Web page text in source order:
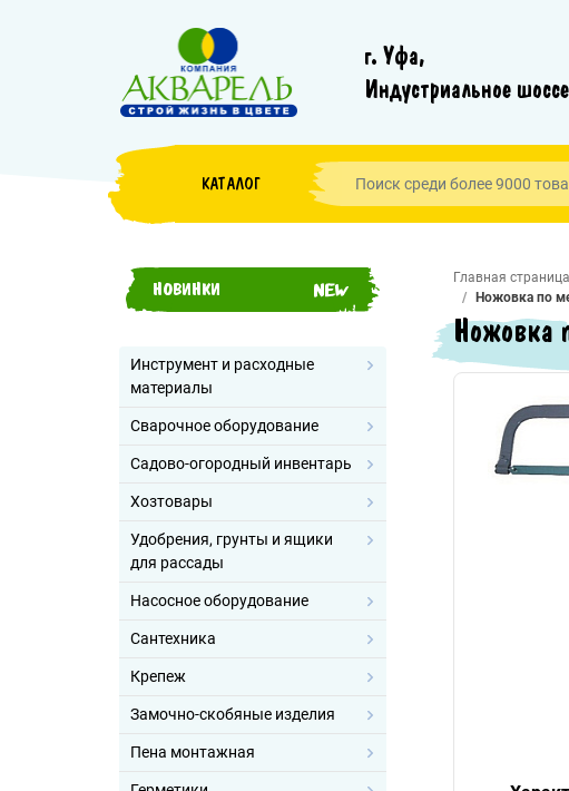
г. Уфа,
Индустриальное
КАТАЛОГ
НОВИНКИ
Инструмент и расходные
материалы
Сварочное оборудование
Садово-огородный инвентарь
Хозтовары
Удобрения, грунты и ящики
для рассады
Насосное оборудование
Сантехника
Крепеж
Замочно-скобяные изделия
Пена монтажная
Главная страница
Ножовка по
Ножовка